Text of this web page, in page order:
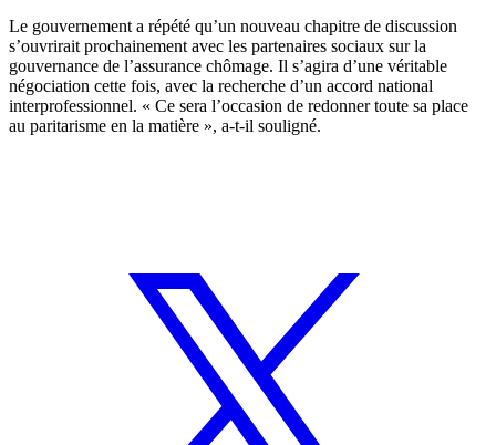
Le gouvernement a répété qu’un nouveau chapitre de discussion
s’ouvrirait prochainement avec les partenaires sociaux sur la
gouvernance de l’assurance chômage. Il s’agira d’une véritable
négociation cette fois, avec la recherche d’un accord national
interprofessionnel. « Ce sera l’occasion de redonner toute sa place
au paritarisme en la matière », a-t-il souligné.